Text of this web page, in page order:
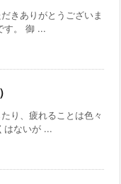
きありがとうございま
す。 御 ...
り、疲れることは色々
はないが ...